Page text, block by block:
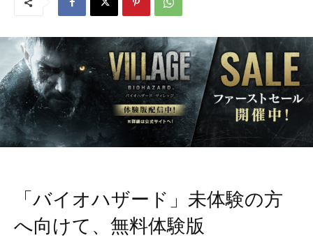
「バイオハザード」未体験の方
へ向けて、無料体験版